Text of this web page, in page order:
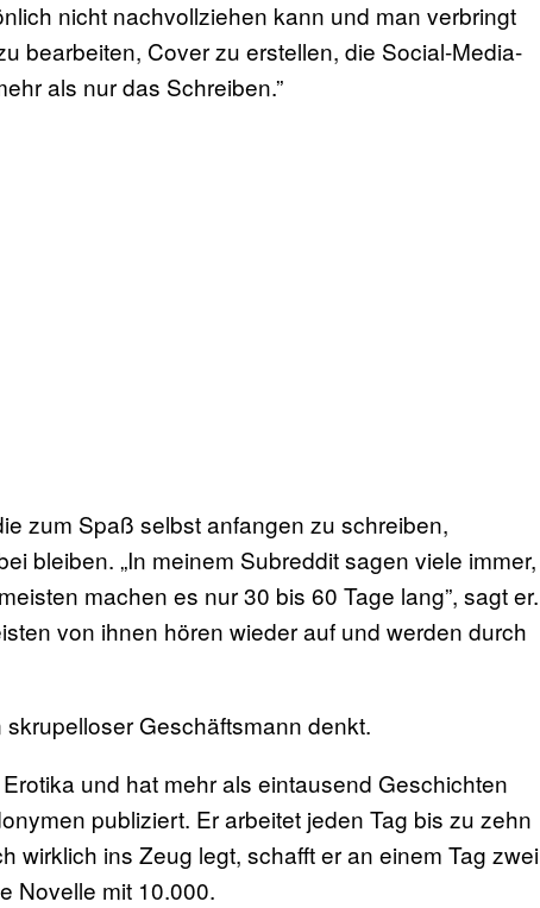
nicht nachvollziehen kann und man verbringt
bearbeiten, Cover zu erstellen, die Social-Media-
als nur das Schreiben.”
zum Spaß selbst anfangen zu schreiben,
bleiben. „In meinem Subreddit sagen viele immer,
machen es nur 30 bis 60 Tage lang”, sagt er.
von ihnen hören wieder auf und werden durch
Geschäftsmann denkt.
und hat mehr als eintausend Geschichten
publiziert. Er arbeitet jeden Tag bis zu zehn
wirklich ins Zeug legt, schafft er an einem Tag zwei
Novelle mit 10.000.